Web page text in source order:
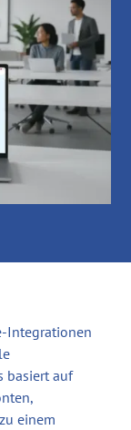
Integrationen
basiert auf
einem